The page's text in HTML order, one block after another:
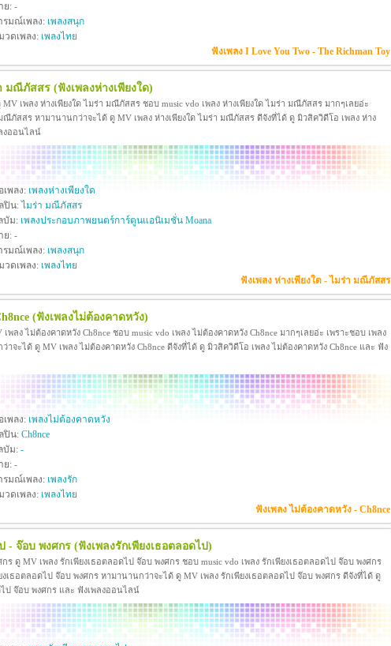
ย: -
รมณ์เพลง: เพลงสนุก
วดเพลง: เพลงไทย
ฟังเพลง I Love You Two - The Richman Toy
มณีภัสสร (ฟังเพลงห่างเพียงใด)
เพลง ห่างเพียงใด ไมร่า มณีภัสสร ชอบ music vdo เพลง ห่างเพียงใด ไมร่า มณีภัสสร มากๆเลยอ่ะ
มณีภัสสร หามานานกว่าจะได้ ดู MV เพลง ห่างเพียงใด ไมร่า มณีภัสสร ดีจังที่ได้ ดู มิวสิควิดีโอ เพลง ห่าง
งออนไลน์
เพลง: เพลงห่างเพียงใด
ปิน: ไมร่า มณีภัสสร
บัม: เพลงประกอบภาพยนตร์การ์ตูนแอนิเมชั่น Moana
ย: -
รมณ์เพลง: เพลงสนุก
วดเพลง: เพลงไทย
ฟังเพลง ห่างเพียงใด - ไมร่า มณีภัสสร
(ฟังเพลงไม่ต้องคาดหวัง)
เพลง ไม่ต้องคาดหวัง Ch8nce ชอบ music vdo เพลง ไม่ต้องคาดหวัง Ch8nce มากๆเลยอ่ะ เพราะชอบ เพลง
าจะได้ ดู MV เพลง ไม่ต้องคาดหวัง Ch8nce ดีจังที่ได้ ดู มิวสิควิดีโอ เพลง ไม่ต้องคาดหวัง Ch8nce และ ฟัง
เพลง: เพลงไม่ต้องคาดหวัง
ปิน: Ch8nce
บัม: -
ย: -
รมณ์เพลง: เพลงรัก
วดเพลง: เพลงไทย
ฟังเพลง ไม่ต้องคาดหวัง - Ch8nce
- จ๊อบ พงศกร (ฟังเพลงรักเพียงเธอตลอดไป)
ร ดู MV เพลง รักเพียงเธอตลอดไป จ๊อบ พงศกร ชอบ music vdo เพลง รักเพียงเธอตลอดไป จ๊อบ พงศกร
งเธอตลอดไป จ๊อบ พงศกร หามานานกว่าจะได้ ดู MV เพลง รักเพียงเธอตลอดไป จ๊อบ พงศกร ดีจังที่ได้ ดู
ป จ๊อบ พงศกร และ ฟังเพลงออนไลน์